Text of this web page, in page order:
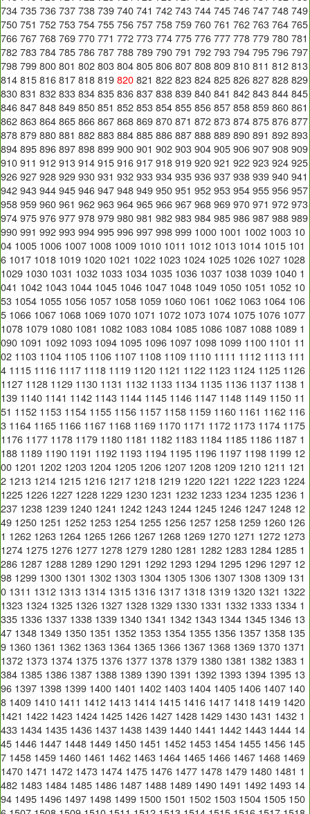
734 735 736 737 738 739 740 741 742 743 744 745 746 747 748 749
750 751 752 753 754 755 756 757 758 759 760 761 762 763 764 765
766 767 768 769 770 771 772 773 774 775 776 777 778 779 780 781
782 783 784 785 786 787 788 789 790 791 792 793 794 795 796 797
798 799 800 801 802 803 804 805 806 807 808 809 810 811 812 813
814 815 816 817 818 819 820 821 822 823 824 825 826 827 828 829
830 831 832 833 834 835 836 837 838 839 840 841 842 843 844 845
846 847 848 849 850 851 852 853 854 855 856 857 858 859 860 861
862 863 864 865 866 867 868 869 870 871 872 873 874 875 876 877
878 879 880 881 882 883 884 885 886 887 888 889 890 891 892 893
894 895 896 897 898 899 900 901 902 903 904 905 906 907 908 909
910 911 912 913 914 915 916 917 918 919 920 921 922 923 924 925
926 927 928 929 930 931 932 933 934 935 936 937 938 939 940 941
942 943 944 945 946 947 948 949 950 951 952 953 954 955 956 957
958 959 960 961 962 963 964 965 966 967 968 969 970 971 972 973
974 975 976 977 978 979 980 981 982 983 984 985 986 987 988 989
990 991 992 993 994 995 996 997 998 999 1000 1001 1002 1003 10
04 1005 1006 1007 1008 1009 1010 1011 1012 1013 1014 1015 101
6 1017 1018 1019 1020 1021 1022 1023 1024 1025 1026 1027 1028
1029 1030 1031 1032 1033 1034 1035 1036 1037 1038 1039 1040 1
041 1042 1043 1044 1045 1046 1047 1048 1049 1050 1051 1052 10
53 1054 1055 1056 1057 1058 1059 1060 1061 1062 1063 1064 106
5 1066 1067 1068 1069 1070 1071 1072 1073 1074 1075 1076 1077
1078 1079 1080 1081 1082 1083 1084 1085 1086 1087 1088 1089 1
090 1091 1092 1093 1094 1095 1096 1097 1098 1099 1100 1101 11
02 1103 1104 1105 1106 1107 1108 1109 1110 1111 1112 1113 111
4 1115 1116 1117 1118 1119 1120 1121 1122 1123 1124 1125 1126
1127 1128 1129 1130 1131 1132 1133 1134 1135 1136 1137 1138 1
139 1140 1141 1142 1143 1144 1145 1146 1147 1148 1149 1150 11
51 1152 1153 1154 1155 1156 1157 1158 1159 1160 1161 1162 116
3 1164 1165 1166 1167 1168 1169 1170 1171 1172 1173 1174 1175
1176 1177 1178 1179 1180 1181 1182 1183 1184 1185 1186 1187 1
188 1189 1190 1191 1192 1193 1194 1195 1196 1197 1198 1199 12
00 1201 1202 1203 1204 1205 1206 1207 1208 1209 1210 1211 121
2 1213 1214 1215 1216 1217 1218 1219 1220 1221 1222 1223 1224
1225 1226 1227 1228 1229 1230 1231 1232 1233 1234 1235 1236 1
237 1238 1239 1240 1241 1242 1243 1244 1245 1246 1247 1248 12
49 1250 1251 1252 1253 1254 1255 1256 1257 1258 1259 1260 126
1 1262 1263 1264 1265 1266 1267 1268 1269 1270 1271 1272 1273
1274 1275 1276 1277 1278 1279 1280 1281 1282 1283 1284 1285 1
286 1287 1288 1289 1290 1291 1292 1293 1294 1295 1296 1297 12
98 1299 1300 1301 1302 1303 1304 1305 1306 1307 1308 1309 131
0 1311 1312 1313 1314 1315 1316 1317 1318 1319 1320 1321 1322
1323 1324 1325 1326 1327 1328 1329 1330 1331 1332 1333 1334 1
335 1336 1337 1338 1339 1340 1341 1342 1343 1344 1345 1346 13
47 1348 1349 1350 1351 1352 1353 1354 1355 1356 1357 1358 135
9 1360 1361 1362 1363 1364 1365 1366 1367 1368 1369 1370 1371
1372 1373 1374 1375 1376 1377 1378 1379 1380 1381 1382 1383 1
384 1385 1386 1387 1388 1389 1390 1391 1392 1393 1394 1395 13
96 1397 1398 1399 1400 1401 1402 1403 1404 1405 1406 1407 140
8 1409 1410 1411 1412 1413 1414 1415 1416 1417 1418 1419 1420
1421 1422 1423 1424 1425 1426 1427 1428 1429 1430 1431 1432 1
433 1434 1435 1436 1437 1438 1439 1440 1441 1442 1443 1444 14
45 1446 1447 1448 1449 1450 1451 1452 1453 1454 1455 1456 145
7 1458 1459 1460 1461 1462 1463 1464 1465 1466 1467 1468 1469
1470 1471 1472 1473 1474 1475 1476 1477 1478 1479 1480 1481 1
482 1483 1484 1485 1486 1487 1488 1489 1490 1491 1492 1493 14
94 1495 1496 1497 1498 1499 1500 1501 1502 1503 1504 1505 150